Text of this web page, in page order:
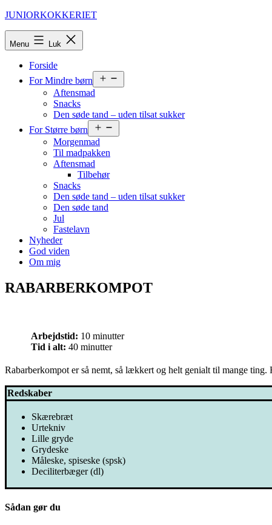
Fortsæt
JUNIORKOKKERIET
Menu Luk
Forside
For Mindre børn
menu
Aftensmad
Snacks
Den søde tand – uden tilsat sukker
For Større børn
menu
Morgenmad
Til madpakken
Aftensmad
Tilbehør
Snacks
Den søde tand – uden tilsat sukker
Den søde tand
Jul
Fastelavn
Nyheder
God viden
Om mig
RABARBERKOMPOT
Arbejdstid: 10 minutter
Tid i alt: 40 minutter
Rabarberkompot er så nemt, så lækkert og helt genialt til mange
Redskaber
Skærebræt
Urtekniv
Lille gryde
Grydeske
Måleske, spiseske (spsk)
Deciliterbæger (dl)
Sådan gør du